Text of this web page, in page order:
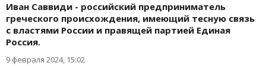
Иван Саввиди - российский предприниматель
греческого происхождения, имеющий тесную связь
с властями России и правящей партией Единая
Россия.
9 февраля 2024, 15:02